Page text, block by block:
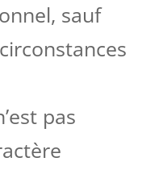
sauf
pas